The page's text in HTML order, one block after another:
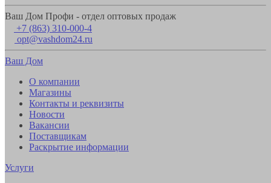
Ваш Дом Профи - отдел оптовых продаж
+7 (863) 310-000-4
opt@vashdom24.ru
Ваш Дом
О компании
Магазины
Контакты и реквизиты
Новости
Вакансии
Поставщикам
Раскрытие информации
Услуги